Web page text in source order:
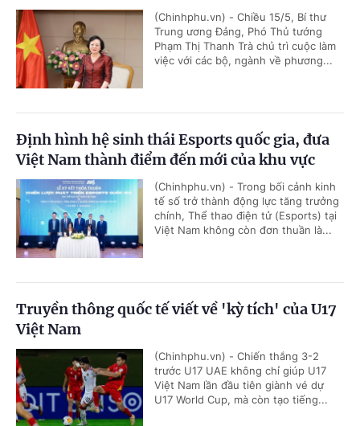
(Chinhphu.vn) - Chiều 15/5, Bí thư
Trung ương Đảng, Phó Thủ tướng
Phạm Thị Thanh Trà chủ trì cuộc làm
việc với các bộ, ngành về phương...
Định hình hệ sinh thái Esports quốc gia, đưa
Việt Nam thành điểm đến mới của khu vực
(Chinhphu.vn) - Trong bối cảnh kinh
tế số trở thành động lực tăng trưởng
chính, Thể thao điện tử (Esports) tại
Việt Nam không còn đơn thuần là...
Truyền thông quốc tế viết về 'kỳ tích' của U17
Việt Nam
(Chinhphu.vn) - Chiến thắng 3-2
trước U17 UAE không chỉ giúp U17
Việt Nam lần đầu tiên giành vé dự
U17 World Cup, mà còn tạo tiếng...